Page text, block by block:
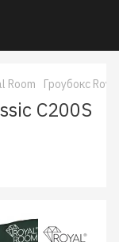
Room Гроубокс
C200S